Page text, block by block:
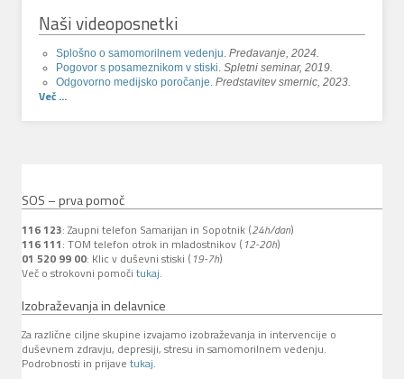
Naši videoposnetki
Splošno o samomorilnem vedenju. Predavanje, 2024.
Pogovor s posameznikom v stiski. Spletni seminar, 2019.
Odgovorno medijsko poročanje. Predstavitev smernic, 2023.
Več ...
SOS – prva pomoč
116 123: Zaupni telefon Samarijan in Sopotnik (24h/dan)
116 111: TOM telefon otrok in mladostnikov ( 12-20h)
01 520 99 00: Klic v duševni stiski ( 19-7h)
Več o strokovni pomoči tukaj.
Izobraževanja in delavnice
Za različne ciljne skupine izvajamo izobraževanja in intervencije o
duševnem zdravju, depresiji, stresu in samomorilnem vedenju.
Podrobnosti in prijave tukaj.